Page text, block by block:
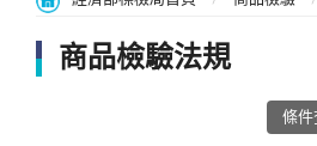
商品檢驗法規
條件